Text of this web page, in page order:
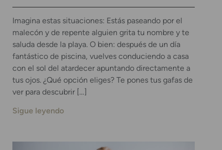
Imagina estas situaciones: Estás paseando por el
malecón y de repente alguien grita tu nombre y te
saluda desde la playa. O bien: después de un día
fantástico de piscina, vuelves conduciendo a casa
con el sol del atardecer apuntando directamente a
tus ojos. ¿Qué opción eliges? Te pones tus gafas de
ver para descubrir […]
Sigue leyendo